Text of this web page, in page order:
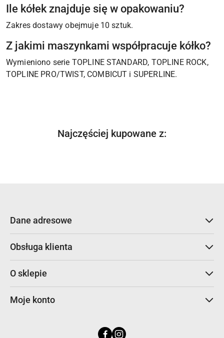
Ile kółek znajduje się w opakowaniu?
Zakres dostawy obejmuje 10 sztuk.
Z jakimi maszynkami współpracuje kółko?
Wymieniono serie TOPLINE STANDARD, TOPLINE ROCK,
TOPLINE PRO/TWIST, COMBICUT i SUPERLINE.
Pomiń karuzelę produktów
Produkty
Najczęściej kupowane z:
Dane adresowe
Obsługa klienta
O sklepie
Moje konto